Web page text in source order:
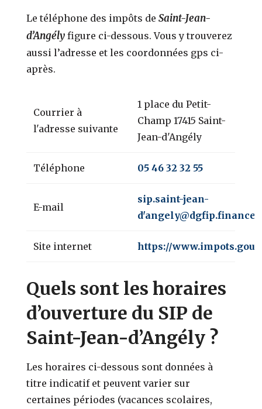
Le téléphone des impôts deSaint-Jean-
d’Angélyfigure ci-dessous. Vous y trouverez
aussi l’adresse et les coordonnées gps ci-
après.
Courrier à
l'adresse suivante
1 place du Petit-
Champ 17415 Saint-
Jean-d'Angély
Téléphone 05 46 32 32 55
E-mail
sip.saint-jean-
Site internet https://
Quels sont les horaires
d’ouverture du SIP de
Saint-Jean-d’Angély ?
Les horaires ci-dessous sont données à
titre indicatif et peuvent varier sur
certaines périodes (vacances scolaires,